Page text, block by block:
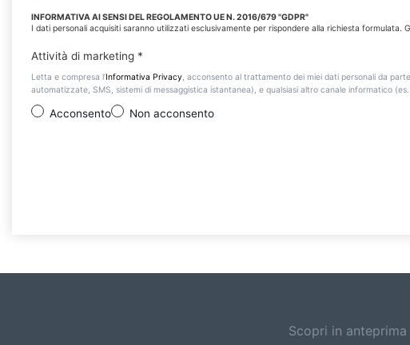
INFORMATIVA AI SENSI DEL REGOLAMENTO UE N. 2016/679 "GDPR"
I dati personali acquisiti saranno utilizzati esclusivamente per rispondere alla richiesta formulata.
Attività di marketing *
Letta e compresa l’Informativa Privacy, acconsento al trattamento dei miei dati personali da
automatizzate, SMS, sistemi di messaggistica istantanea), e qualsiasi altro canale informatico
Acconsento Non acconsento
Scopri in